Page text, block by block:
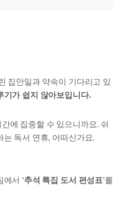
집안일과 약속이 기다리고 있
기가 쉽지 않아보입니다.
에 집중할 수 있으니까요. 쉬
독서 연휴, 어떠신가요.
에서 '추석 특집 도서 편성표'를